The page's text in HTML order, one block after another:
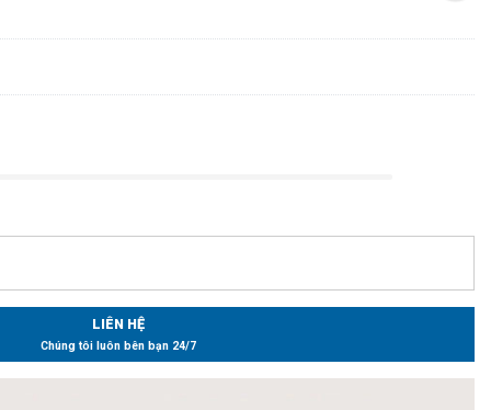
LIÊN HỆ
Chúng tôi luôn bên bạn 24/7